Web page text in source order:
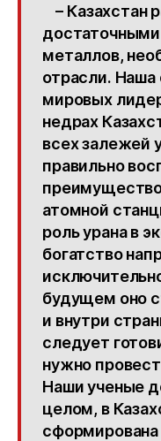
– Казахстан
металлов,
отрасли. Наша
мировых
недрах
всех залежей
правильно
атомной
роль урана в
богатство
будущем оно
и внутри
следует
нужно
Наши ученые
целом, в
сформирована